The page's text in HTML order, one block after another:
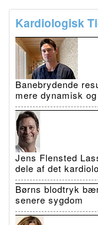
Kardiologisk
Banebrydende
mere dynamisk
Jens Flensted
dele af det
Børns blodtryk
senere sygdom